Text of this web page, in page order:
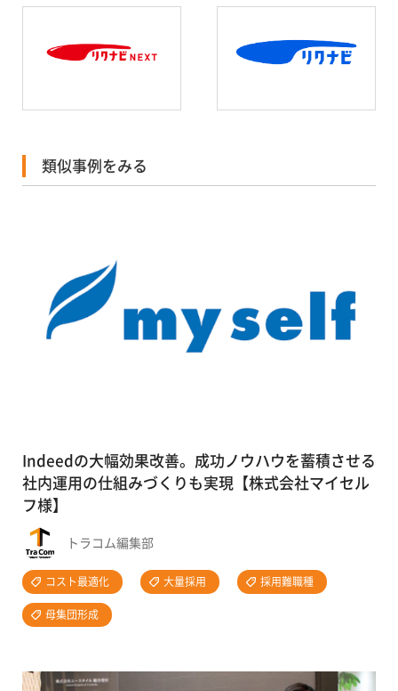
類似事例をみる
Indeedの大幅効果改善。成功ノウハウを蓄積させる
社内運用の仕組みづくりも実現【株式会社マイセル
フ様】
トラコム編集部
コスト最適化 大量採用 採用難職種
母集団形成